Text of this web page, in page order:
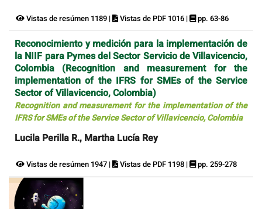
Vistas de resúmen 1189 | Vistas de PDF 1016 | pp. 63-86
Reconocimiento y medición para la implementación de
la NIIF para Pymes del Sector Servicio de Villavicencio,
Colombia (Recognition and measurement for the
implementation of the IFRS for SMEs of the Service
Sector of Villavicencio, Colombia)
Recognition and measurement for the implementation of the
IFRS for SMEs of the Service Sector of Villavicencio, Colombia
Lucila Perilla R., Martha Lucía Rey
Vistas de resúmen 1947 | Vistas de PDF 1198 | pp. 259-278